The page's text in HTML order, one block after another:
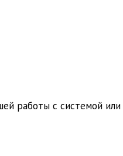
работы с системой или